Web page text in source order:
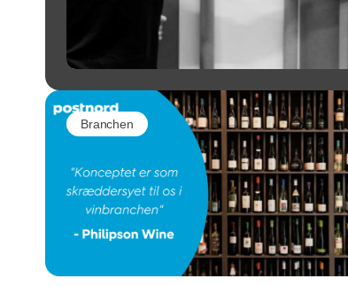
Branchen